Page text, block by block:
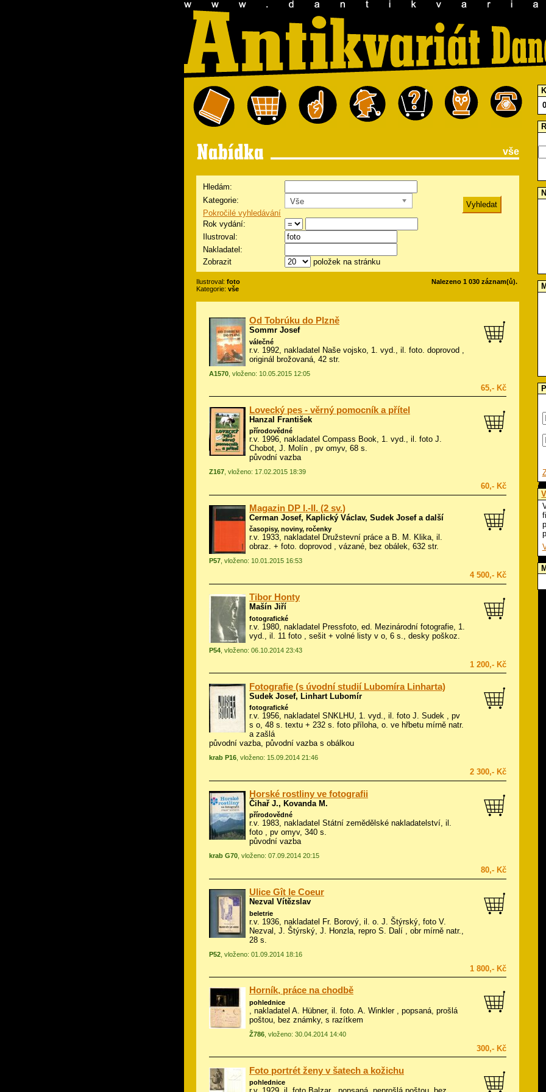
vše
Hledám:
Kategorie:
Vše
Pokročilé vyhledávání
Rok vydání:
Ilustroval:
Nakladatel:
Zobrazit
položek na stránku
Ilustroval: foto
Kategorie: vše
Nalezeno 1 030 záznam(ů).
Od Tobrúku do Plzně
Sommr Josef
válečné
r.v. 1992, nakladatel Naše vojsko, 1. vyd., il. foto. doprovod
originál brožovaná, 42 str.
A1570 , vloženo: 10.05.2015 12:05
65,- Kč
Lovecký pes - věrný pomocník a přítel
Hanzal František
přírodovědné
r.v. 1996, nakladatel Compass Book, 1. vyd., il. foto J.
Chobot, J. Molín , pv omyv, 68 s.
původní vazba
Z167 , vloženo: 17.02.2015 18:39
60,- Kč
Magazin DP I.-II. (2 sv.)
Cerman Josef, Kaplický Václav, Sudek Josef a další
časopisy, noviny, ročenky
r.v. 1933, nakladatel Družstevní práce a B. M. Klika, il.
obraz. + foto. doprovod , vázané, bez obálek, 632 str.
P57 , vloženo: 10.01.2015 16:53
4 500,- Kč
Tibor Honty
Mašín Jiří
fotografické
r.v. 1980, nakladatel Pressfoto, ed. Mezinárodní fotografie, 1.
vyd., il. 11 foto , sešit + volné listy v o, 6 s., desky poškoz.
P54 , vloženo: 06.10.2014 23:43
1 200,- Kč
Fotografie (s úvodní studií Lubomíra Linharta)
Sudek Josef, Linhart Lubomír
fotografické
r.v. 1956, nakladatel SNKLHU, 1. vyd., il. foto J. Sudek , pv
s o, 48 s. textu + 232 s. foto příloha, o. ve hřbetu mírně natr.
a zašlá
původní vazba, původní vazba s obálkou
krab P16 , vloženo: 15.09.2014 21:46
2 300,- Kč
Horské rostliny ve fotografii
Čihař J., Kovanda M.
přírodovědné
r.v. 1983, nakladatel Státní zemědělské nakladatelství, il.
foto , pv omyv, 340 s.
původní vazba
krab G70 , vloženo: 07.09.2014 20:15
80,- Kč
Ulice Gît le Coeur
Nezval Vítězslav
beletrie
r.v. 1936, nakladatel Fr. Borový, il. o. J. Štýrský, foto V.
Nezval, J. Štýrský, J. Honzla, repro S. Dalí , obr mírně natr.,
28 s.
P52 , vloženo: 01.09.2014 18:16
1 800,- Kč
Horník, práce na chodbě
pohlednice
, nakladatel A. Hübner, il. foto. A. Winkler, popsaná, prošlá
poštou, bez známky, s razítkem
Ž786 , vloženo: 30.04.2014 14:40
300,- Kč
Foto portrét ženy v šatech a kožichu
pohlednice
0